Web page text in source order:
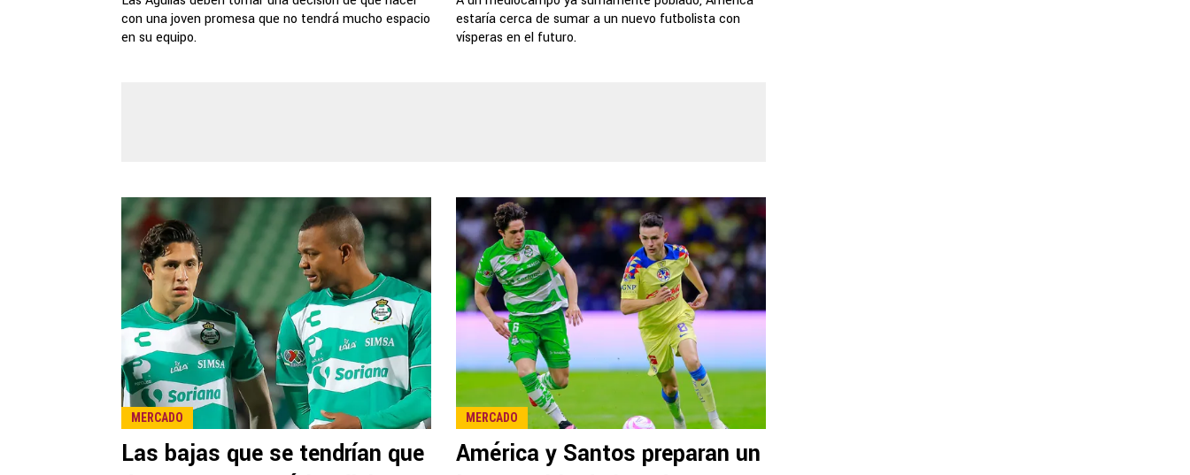
con una joven promesa que no tendrá mucho espacio
en su equipo.
estaría cerca de sumar a un nuevo futbolista con
vísperas en el futuro.
MERCADO
Las bajas que se tendrían que
MERCADO
América y Santos preparan un